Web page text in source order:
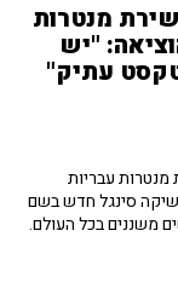
מנטרות
"יש
עתיק"
עבריות
סינגל חדש בשם
משננים בכל העולם.